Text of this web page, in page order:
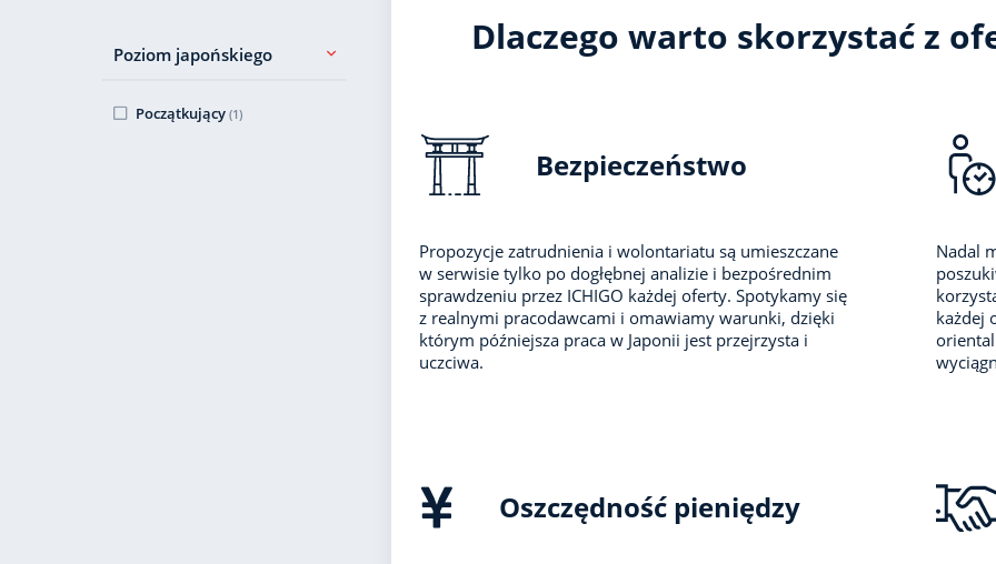
Poziom japońskiego
Początkujący (1)
Dlaczego warto skorzystać z
Bezpieczeństwo
Propozycje zatrudnienia i wolontariatu są umieszczane
w serwisie tylko po dogłębnej analizie i bezpośrednim
sprawdzeniu przez ICHIGO każdej oferty. Spotykamy się
z realnymi pracodawcami i omawiamy warunki, dzięki
którym późniejsza praca w Japonii jest przejrzysta i
uczciwa.
Nadal
każdej
Oszczędność pieniędzy